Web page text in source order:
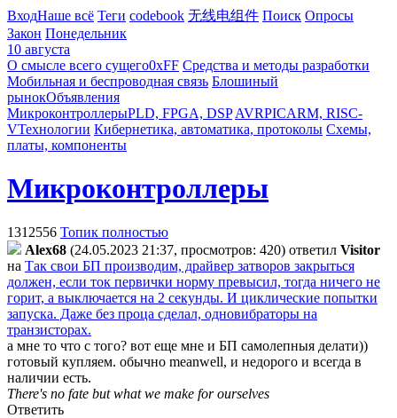
ВходНаше всё Теги codebook 无线电组件 Поиск Опросы
Закон Понедельник
10 августа
О смысле всего сущего0xFF Средства и методы разработки
Мобильная и беспроводная связь Блошиный
рынокОбъявления
МикроконтроллерыPLD, FPGA, DSP AVRPICARM, RISC-
VТехнологии Кибернетика, автоматика, протоколы Схемы,
платы, компоненты
Микроконтроллеры
1312556 Топик полностью
Alex68 (24.05.2023 21:37, просмотров: 420) ответил Visitor
на Так свои БП производим, драйвер затворов закрыться
должен, если ток первички норму превысил, тогда ничего не
горит, а выключается на 2 секунды. И циклические попытки
запуска. Даже без проца сделал, одновибраторы на
транзисторах.
а мне то что с того? вот еще мне и БП самолепныя делати))
готовый купляем. обычно meanwell, и недорого и всегда в
наличии есть.
There's no fate but what we make for ourselves
Ответить